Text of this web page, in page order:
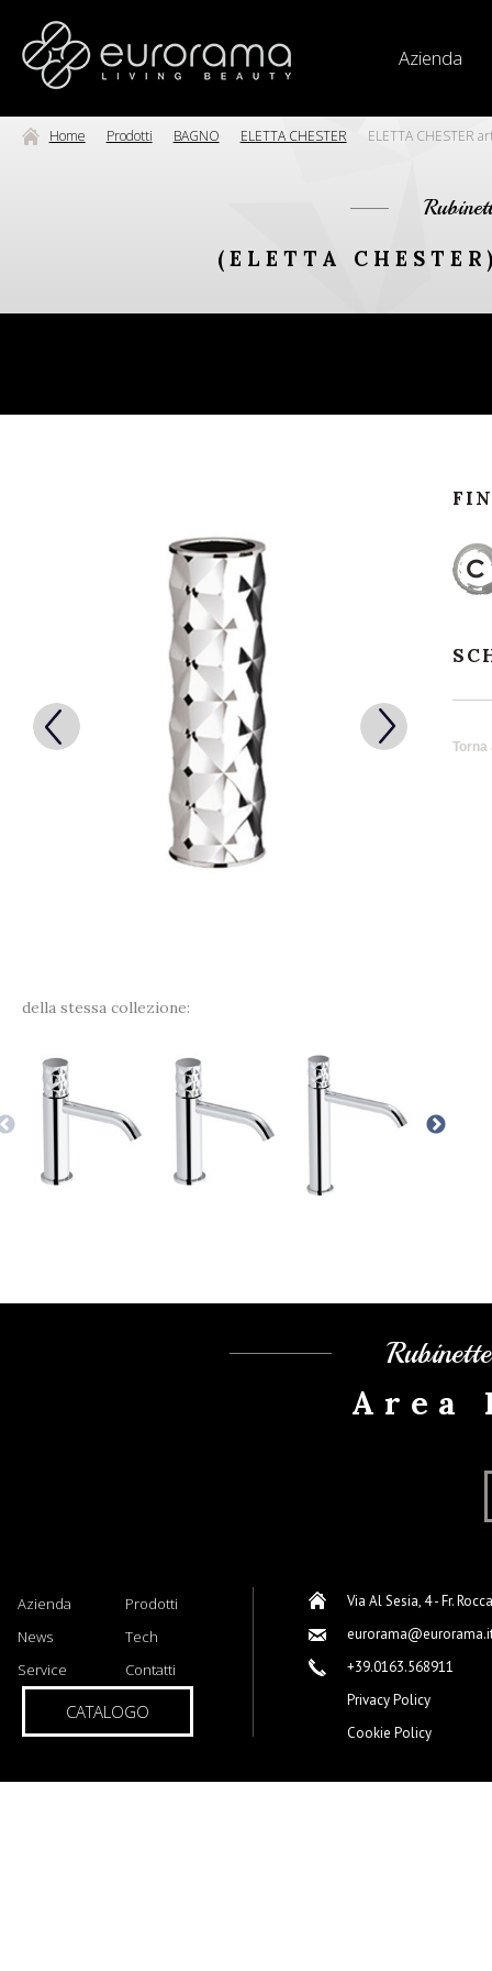
Azienda
Home Prodotti BAGNO ELETTA CHESTER ELETTA CHESTER
(ELETTA
della stessa collezione:
Torna
Area
Azienda
Prodotti
News
Tech
Service
Contatti
CATALOGO
Via Al Sesia, 4 - Fr.
+39.0163.568911
Privacy Policy
Cookie Policy